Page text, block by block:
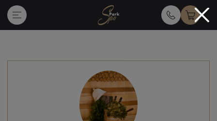
Главная Услуги массажа и спа